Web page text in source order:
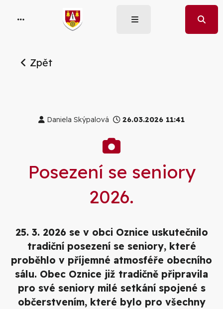
Zpět
Daniela Skýpalová 26.03.2026 11:41
Galerie
Posezení se seniory
2026.
25. 3. 2026 se v obci Oznice uskutečnilo
tradiční posezení se seniory, které
proběhlo v příjemné atmosféře obecního
sálu. Obec Oznice již tradičně připravila
pro své seniory milé setkání spojené s
občerstvením, které bylo pro všechny